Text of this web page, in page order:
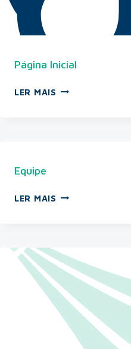
Página Inicial
LER MAIS
Equipe
LER MAIS